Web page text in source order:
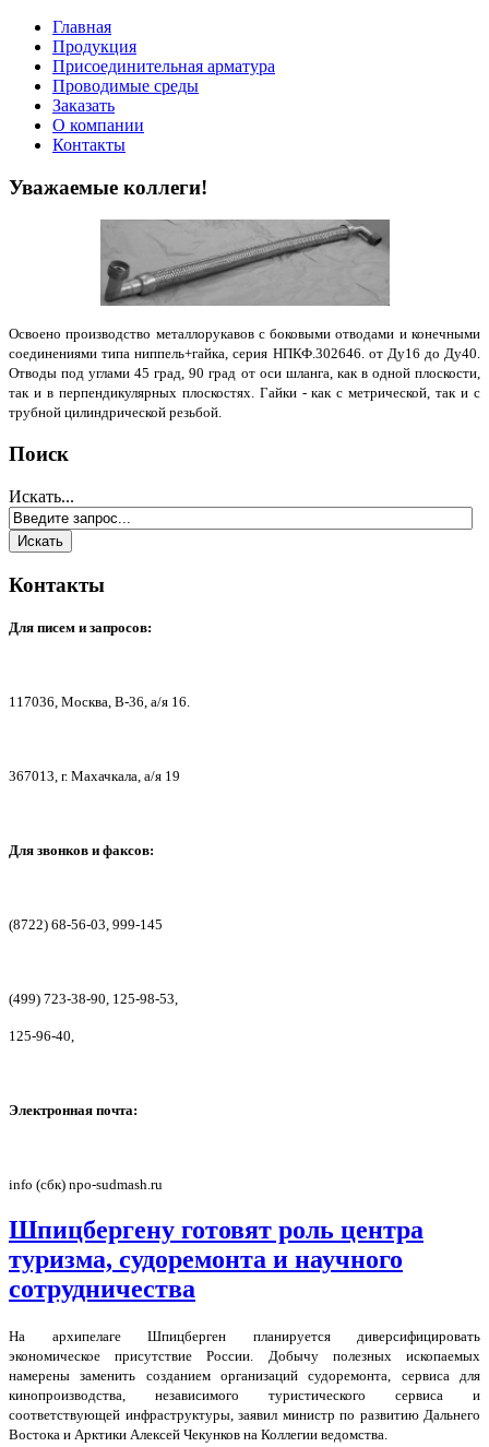
Главная
Продукция
Присоединительная арматура
Проводимые среды
Заказать
О компании
Контакты
Уважаемые коллеги!
Освоено производство металлорукавов с боковыми отводами и конечными
соединениями типа ниппель+гайка, серия НПКФ.302646. от Ду16 до Ду40.
Отводы под углами 45 град, 90 град от оси шланга, как в одной плоскости,
так и в перпендикулярных плоскостях. Гайки - как с метрической, так и с
трубной цилиндрической резьбой.
Поиск
Искать...
Контакты
Для писем и запросов:
117036, Москва, В-36, а/я 16.
367013, г. Махачкала, а/я 19
Для звонков и факсов:
(8722) 68-56-03, 999-145
(499) 723-38-90, 125-98-53,
125-96-40,
Электронная почта:
info (сбк) npo-sudmash.ru
Шпицбергену готовят роль центра
туризма, судоремонта и научного
сотрудничества
На архипелаге Шпицберген планируется диверсифицировать
экономическое присутствие России. Добычу полезных ископаемых
намерены заменить созданием организаций судоремонта, сервиса для
кинопроизводства, независимого туристического сервиса и
соответствующей инфраструктуры, заявил министр по развитию Дальнего
Востока и Арктики Алексей Чекунков на Коллегии ведомства.